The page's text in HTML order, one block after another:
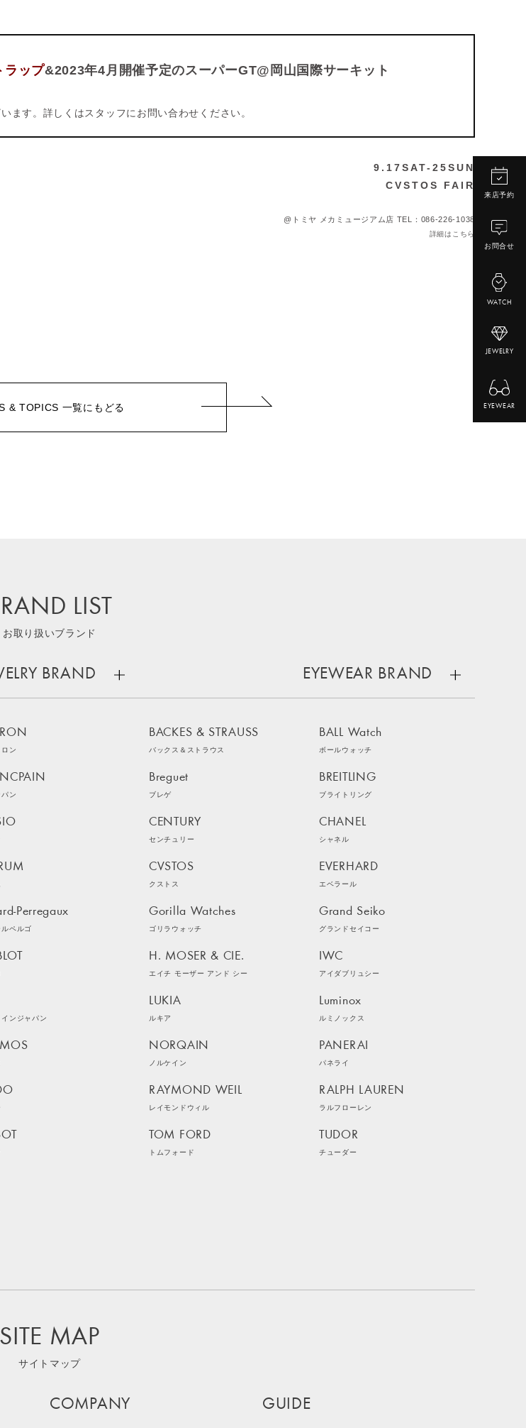
来店予約
お問合せ
WATCH
JEWELRY
EYEWEAR
ラップ&2023年4月開催予定のスーパーGT@岡山国際サーキット
す。詳しくはスタッフにお問い合わせください。
9.17SAT-25SUN
CVSTOS FAIR
@トミヤ メカミュージアム店 TEL：086-226-1038
詳細はこちら
& TOPICS 一覧にもどる
LIST
お取り扱いブランド
ン
BACKES & STRAUSS
バックス＆ストラウス
BALL Watch
ボールウォッチ
ン
Breguet
ブレゲ
BREITLING
ブライトリング
CENTURY
センチュリー
CHANEL
シャネル
CVSTOS
クストス
EVERHARD
エベラール
Perregaux
ルペルゴ
Gorilla Watches
ゴリラウォッチ
Grand Seiko
グランドセイコー
H. MOSER & CIE.
エイチ モーザー アンド シー
IWC
アイダブリュシー
インジャパン
LUKIA
ルキア
Luminox
ルミノックス
NORQAIN
ノルケイン
PANERAI
パネライ
RAYMOND WEIL
レイモンドウィル
RALPH LAUREN
ラルフローレン
TOM FORD
トムフォード
TUDOR
チューダー
BRAND EYEWEAR BRAND
SITE MAP
サイトマップ
COMPANY GUIDE